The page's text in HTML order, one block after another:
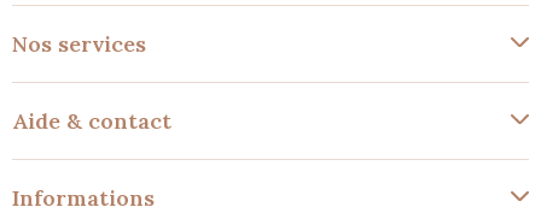
Nos services
Aide & contact
Informations